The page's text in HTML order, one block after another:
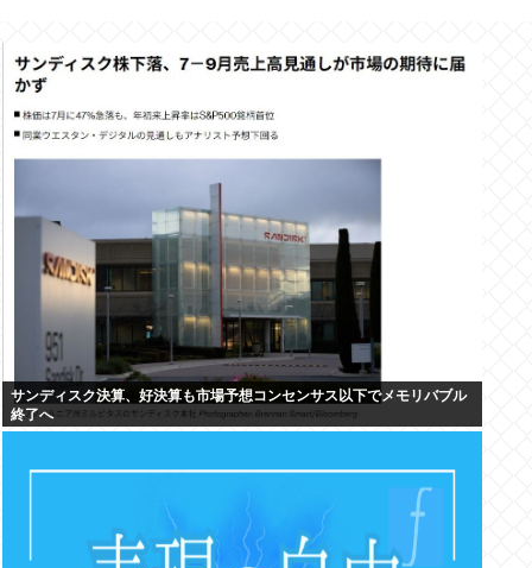
サンディスク決算、好決算も市場予想コンセンサス以下でメモリバブル
終了へ